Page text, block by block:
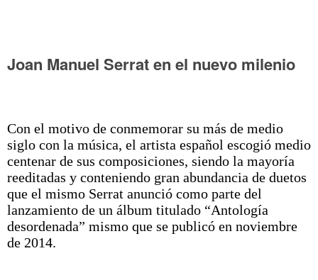
Joan Manuel Serrat en el nuevo milenio
Con el motivo de conmemorar su más de medio
siglo con la música, el artista español escogió medio
centenar de sus composiciones, siendo la mayoría
reeditadas y conteniendo gran abundancia de duetos
que el mismo Serrat anunció como parte del
lanzamiento de un álbum titulado “Antología
desordenada” mismo que se publicó en noviembre
de 2014.